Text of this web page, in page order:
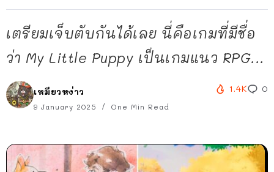
เตรียมเจ็บตับกันได้เลย นี่คือเกมที่มีชื่อ
ว่า My Little Puppy เป็นเกมแนว RPG...
เหมียวหง่าว
9 January 2025 One Min Read
1.4K 0